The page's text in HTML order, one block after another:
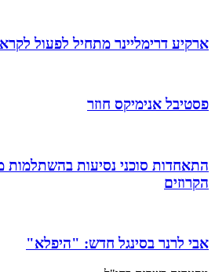
ארקיע דרימליינר מתחיל לפעול
פסטיבל אנימיקס חוזר
התאחדות סוכני נסיעות בהשתלמות
הקרוזים
אבי לרנר בסינגל חדש: "היפלא"